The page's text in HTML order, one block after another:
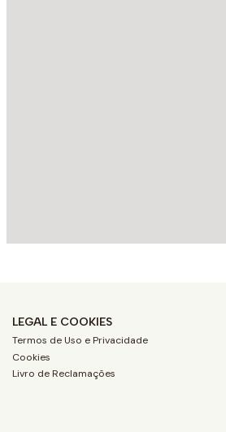
LEGAL E COOKIES
Termos de Uso e Privacidade
Cookies
Livro de Reclamações